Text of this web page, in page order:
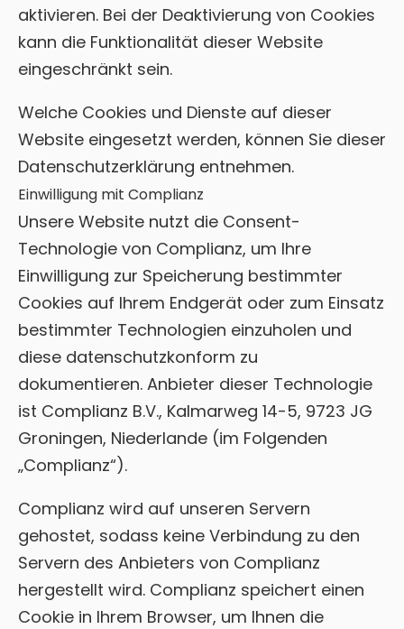
aktivieren. Bei der Deaktivierung von Cookies
kann die Funktionalität dieser Website
eingeschränkt sein.
Welche Cookies und Dienste auf dieser
Website eingesetzt werden, können Sie dieser
Datenschutzerklärung entnehmen.
Einwilligung mit Complianz
Unsere Website nutzt die Consent-
Technologie von Complianz, um Ihre
Einwilligung zur Speicherung bestimmter
Cookies auf Ihrem Endgerät oder zum Einsatz
bestimmter Technologien einzuholen und
diese datenschutzkonform zu
dokumentieren. Anbieter dieser Technologie
ist Complianz B.V., Kalmarweg 14-5, 9723 JG
Groningen, Niederlande (im Folgenden
„Complianz“).
Complianz wird auf unseren Servern
gehostet, sodass keine Verbindung zu den
Servern des Anbieters von Complianz
hergestellt wird. Complianz speichert einen
Cookie in Ihrem Browser, um Ihnen die